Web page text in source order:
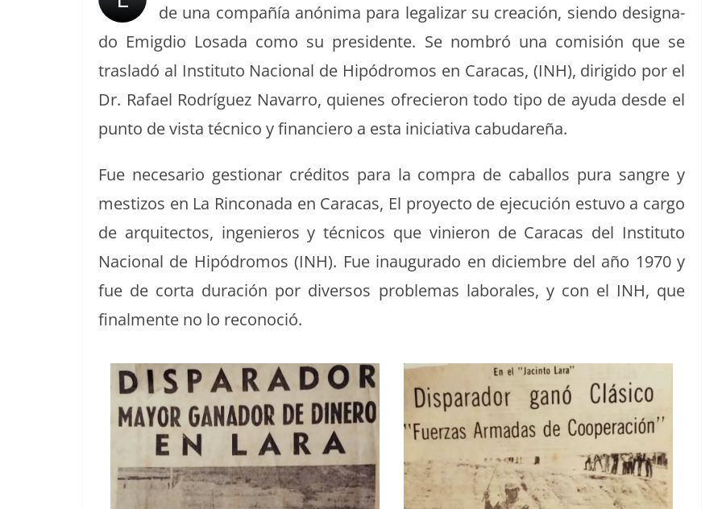
o
k
de una com­pañía anón­i­ma para legalizar su creación, sien­do des­ig­na­
do Emigdio Losa­da como su pres­i­dente. Se nom­bró una comisión que se
trasladó al Insti­tu­to Nacional de Hipó­dro­mos en Cara­cas, (INH), dirigi­do por el
Dr. Rafael Rodríguez Navar­ro, quienes ofrecieron todo tipo de ayu­da des­de el
pun­to de vista téc­ni­co y financiero a esta ini­cia­ti­va cabudareña.
Fue nece­sario ges­tionar crédi­tos para la com­pra de cabal­los pura san­gre y
mes­ti­zos en La Rin­cona­da en Cara­cas, El proyec­to de eje­cu­ción estu­vo a car­go
de arqui­tec­tos, inge­nieros y téc­ni­cos que vinieron de Cara­cas del Insti­tu­to
Nacional de Hipó­dro­mos (INH). Fue inau­gu­ra­do en diciem­bre del año 1970 y
fue de cor­ta duración por diver­sos prob­le­mas lab­o­rales, y con el INH, que
final­mente no lo recono­ció.